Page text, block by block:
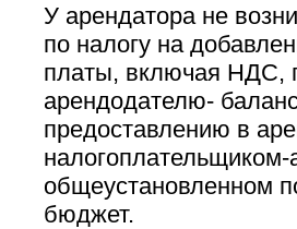
У арендатора не
по налогу на
платы, включая НДС,
арендодателю-
предоставлению в
общеустановленном
бюджет.